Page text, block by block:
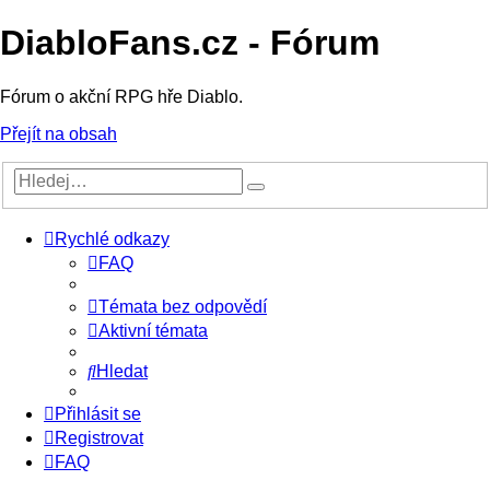
DiabloFans.cz - Fórum
Fórum o akční RPG hře Diablo.
Přejít na obsah
Rychlé odkazy
FAQ
Témata bez odpovědí
Aktivní témata
Hledat
Přihlásit se
Registrovat
FAQ